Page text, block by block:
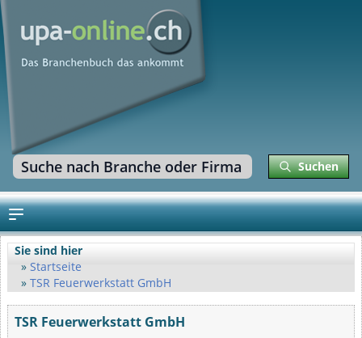
Suchen
Sie sind hier
Startseite
TSR Feuerwerkstatt GmbH
TSR Feuerwerkstatt GmbH